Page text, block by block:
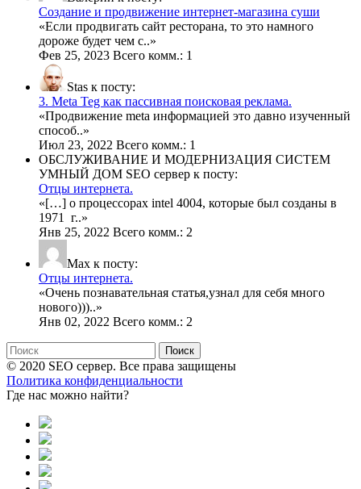
Создание и продвижение интернет-магазина суши
«Если продвигать сайт ресторана, то это намного
дороже будет чем с..»
Фев 25, 2023 Всего комм.: 1
Stas к посту:
3. Meta Teg как пассивная поисковая реклама.
«Продвижение meta информацией это давно изученный
способ..»
Июл 23, 2022 Всего комм.: 1
ОБСЛУЖИВАНИЕ И МОДЕРНИЗАЦИЯ СИСТЕМ
УМНЫЙ ДОМ SEO сервер к посту:
Отцы интернета.
«[…] о процессорах intel 4004, которые был созданы в
1971 г..»
Янв 25, 2022 Всего комм.: 2
Max к посту:
Отцы интернета.
«Очень познавательная статья,узнал для себя много
нового)))..»
Янв 02, 2022 Всего комм.: 2
Поиск
© 2020 SEO сервер. Все права защищены
Политика конфиденциальности
Где нас можно найти?